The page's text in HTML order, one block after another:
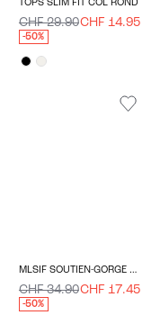
TOPS SLIM FIT COL ROND
CHF 29.90CHF 14.95
-50%
MLSIF SOUTIEN-GORGE D'ALLAITEMENT
CHF 34.90CHF 17.45
-50%